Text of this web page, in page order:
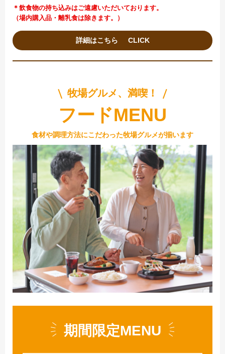
＊飲食物の持ち込みはご遠慮いただいております。
（場内購入品・離乳食は除きます。）
詳細はこちら
牧場グルメ、満喫！
フードMENU
食材や調理方法にこだわった牧場グルメが揃います
期間限定MENU